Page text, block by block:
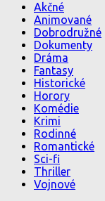
Akčné
Animované
Dobrodružné
Dokumenty
Dráma
Fantasy
Historické
Horory
Komédie
Krimi
Rodinné
Romantické
Sci-fi
Thriller
Vojnové